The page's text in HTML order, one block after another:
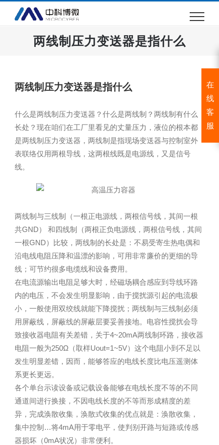
两线制压力变送器是指什么
两线制压力变送器是指什么
什么是两线制压力变送器？什么是两线制？两线制有什么
长处？现在咱们在工厂里看见的丈量压力，液位的根本都
是两线制压力变送器，两线制是指现场变送器与控制室外
表联络仅用两根导线，这两根线既是电源线，又是信号
线。
两线制与三线制（一根正电源线，两根信号线，其间一根
共GND） 和四线制（两根正负电源线，两根信号线，其间
一根GND）比较，两线制的长处是：不易受寄生热电偶和
沿电线电阻压降和温漂的影响，可用非常廉价的更细的导
线；可节约很多电缆线和设备费用。
在电流源输出电阻足够大时，经磁场耦合感应到导线环路
内的电压，不会发生明显影响，由于搅扰源引起的电流极
小，一般使用双绞线就能下降搅扰；两线制与三线制必须
用屏蔽线，屏蔽线的屏蔽层要妥善接地。电容性搅扰会导
致接收器电阻有关差错，关于4~20mA两线制环路，接收器
电阻一般为250Ω（取样Uout=1~5V）这个电阻小到不足以
发生明显差错，因而，能够答应的电线长度比电压遥测体
系更长更远。
各个单台示读设备或记载设备能够在电线长度不等的不同
通道间进行换接，不因电线长度的不等而形成精度的差
异，完成涣散收集，涣散式收集的优点就是：涣散收集，
集中控制…将4mA用于零电平，使判别开路与短路或传感
器损坏（0mA状况）非常便利。
在
线
客
服